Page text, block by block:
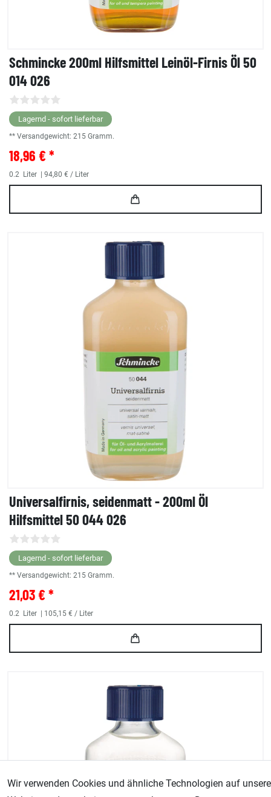
Schmincke 200ml Hilfsmittel Leinöl-Firnis Öl 50
014 026
Lagernd - sofort lieferbar
** Versandgewicht: 215 Gramm.
18,96 € *
0.2 Liter | 94,80 € / Liter
Universalfirnis, seidenmatt - 200ml Öl
Hilfsmittel 50 044 026
Lagernd - sofort lieferbar
** Versandgewicht: 215 Gramm.
21,03 € *
0.2 Liter | 105,15 € / Liter
Wir verwenden Cookies und ähnliche Technologien auf